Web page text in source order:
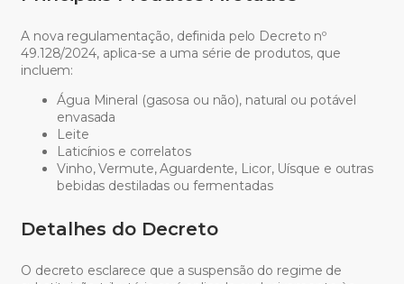
A nova regulamentação, definida pelo Decreto nº
49.128/2024, aplica-se a uma série de produtos, que
incluem:
Água Mineral (gasosa ou não), natural ou potável
envasada
Leite
Laticínios e correlatos
Vinho, Vermute, Aguardente, Licor, Uísque e outras
bebidas destiladas ou fermentadas
Detalhes do Decreto
O decreto esclarece que a suspensão do regime de